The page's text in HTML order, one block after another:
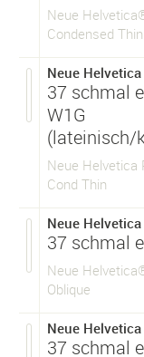
Neue
Condensed
Neue Helvetica
37 schmal
W1G
(lateinisch/
Neue Helvetica
Cond Thin
Neue Helvetica
37 schmal
Neue
Oblique
Neue Helvetica
37 schmal